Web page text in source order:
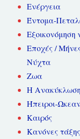
Ενέργεια
Έντομα-
Εξοικονόμηση
Εποχές /
Νύχτα
Ζωα
Η Ανακύκλωση
Ήπειροι-
Καιρός
Κανόνες τάξης